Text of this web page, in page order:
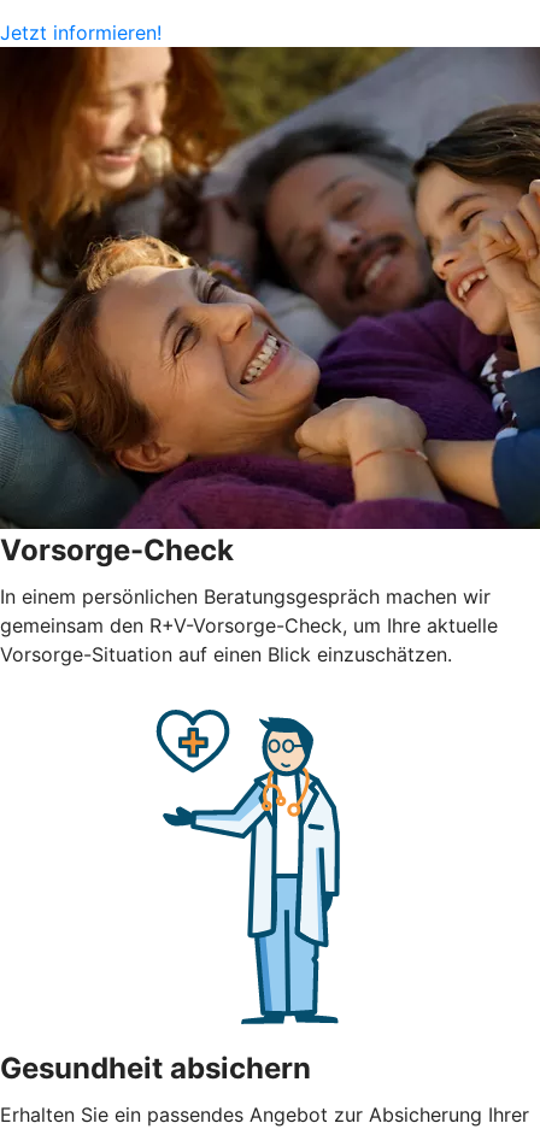
Jetzt informieren!
Vorsorge-Check
In einem persönlichen Beratungsgespräch machen wir
gemeinsam den R+V-Vorsorge-Check, um Ihre aktuelle
Vorsorge-Situation auf einen Blick einzuschätzen.
Gesundheit absichern
Erhalten Sie ein passendes Angebot zur Absicherung Ihrer